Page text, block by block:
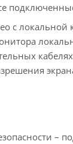
с локальной
–